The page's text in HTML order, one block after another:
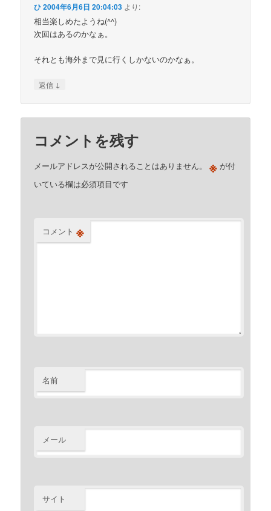
ひ2004年6月6日 20:04:03 より:
相当楽しめたようね(^^)
次回はあるのかなぁ。
それとも海外まで見に行くしかないのかなぁ。
返信 ↓
コメントを残す
メールアドレスが公開されることはありません。 ※ が付
いている欄は必須項目です
コメント ※
名前
メール
サイト